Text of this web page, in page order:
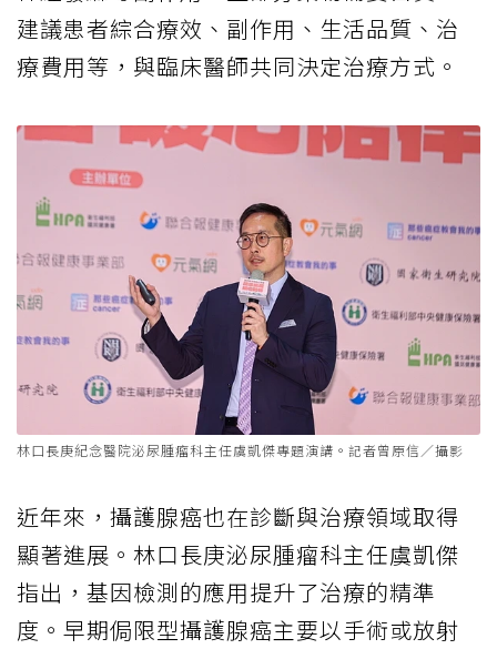
建議患者綜合療效、副作用、生活品質、治
療費用等，與臨床醫師共同決定治療方式。
林口長庚紀念醫院泌尿腫瘤科主任虞凱傑專題演講。記者曾原信／攝影
近年來，攝護腺癌也在診斷與治療領域取得
顯著進展。林口長庚泌尿腫瘤科主任虞凱傑
指出，基因檢測的應用提升了治療的精準
度。早期侷限型攝護腺癌主要以手術或放射